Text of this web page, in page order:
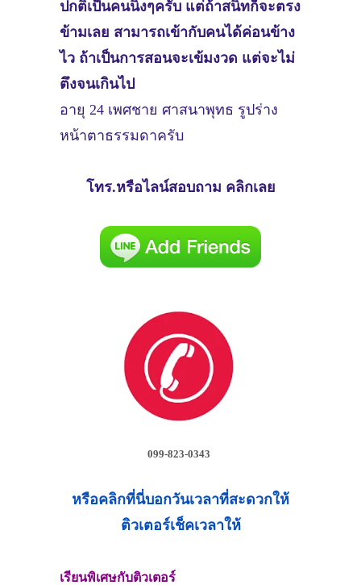
ปกติเป็นคนนิ่งๆครับ แต่ถ้าสนิทก็จะตรง
ข้ามเลย สามารถเข้ากับคนได้ค่อนข้าง
ไว ถ้าเป็นการสอนจะเข้มงวด แต่จะไม่
ตึงจนเกินไป
อายุ 24 เพศชาย ศาสนาพุทธ รูปร่าง
หน้าตาธรรมดาครับ
โทร.หรือไลน์สอบถาม คลิกเลย
099-823-0343
หรือคลิกที่นี่บอกวันเวลาที่สะดวกให้
ติวเตอร์เช็คเวลาให้
เรียนพิเศษกับติวเตอร์